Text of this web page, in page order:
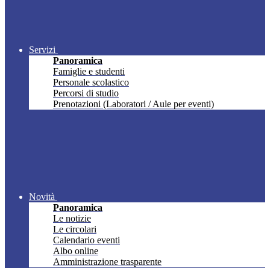
Servizi
Panoramica
Famiglie e studenti
Personale scolastico
Percorsi di studio
Prenotazioni (Laboratori / Aule per eventi)
Novità
Panoramica
Le notizie
Le circolari
Calendario eventi
Albo online
Amministrazione trasparente